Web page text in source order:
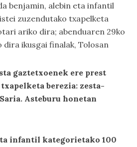
benjamin, alebin eta infantil
zuzendutako txapelketa
ariko dira; abenduaren 29ko
ikusgai finalak, Tolosan
gaztetxoenek ere prest
berezia: zesta-
Asteburu honetan
infantil kategorietako 100